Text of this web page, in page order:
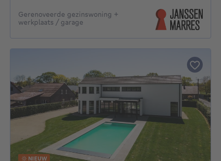
Gerenoveerde gezinswoning +
werkplaats / garage
NIEUW